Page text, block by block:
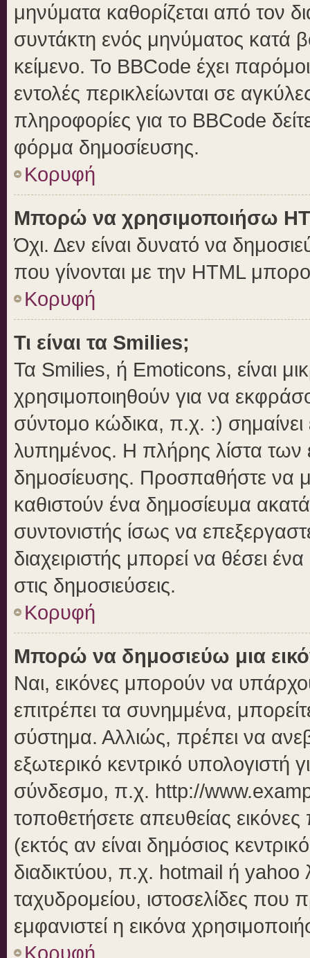
μηνύματα καθορίζεται από τον
συντάκτη ενός μηνύματος κατά
κείμενο. Το BBCode έχει
εντολές περικλείωνται σε
πληροφορίες για το BBCode
φόρμα δημοσίευσης.
Κορυφή
Μπορώ να χρησιμοποιήσω
Όχι. Δεν είναι δυνατό να
που γίνονται με την HTML
Κορυφή
Τι είναι τα Smilies;
Τα Smilies, ή Emoticons, είναι
χρησιμοποιηθούν για να
σύντομο κώδικα, π.χ. :)
λυπημένος. Η πλήρης λίστα των
δημοσίευσης. Προσπαθήστε να
καθιστούν ένα δημοσίευμα
συντονιστής ίσως να
διαχειριστής μπορεί να θέσει
στις δημοσιεύσεις.
Κορυφή
Μπορώ να δημοσιεύω μια
Ναι, εικόνες μπορούν να
επιτρέπει τα συνημμένα,
σύστημα. Αλλιώς, πρέπει να
εξωτερικό κεντρικό υπολογιστή
σύνδεσμο, π.χ. http://
τοποθετήσετε απευθείας
(εκτός αν είναι δημόσιος
διαδικτύου, π.χ. hotmail ή yahoo
ταχυδρομείου, ιστοσελίδες που
εμφανιστεί η εικόνα
Κορυφή